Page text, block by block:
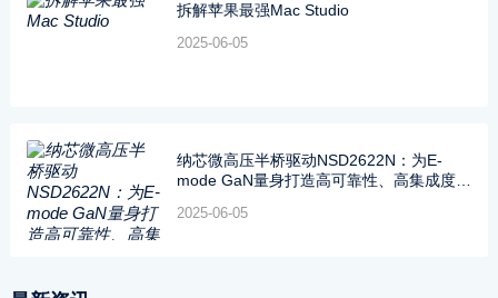
拆解苹果最强Mac Studio
2025-06-05
纳芯微高压半桥驱动NSD2622N：为E-
mode GaN量身打造高可靠性、高集成度方
2025-06-05